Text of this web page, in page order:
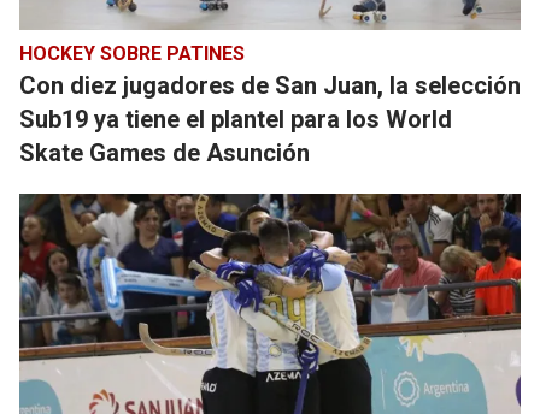
HOCKEY SOBRE PATINES
Con diez jugadores de San Juan, la selección
Sub19 ya tiene el plantel para los World
Skate Games de Asunción